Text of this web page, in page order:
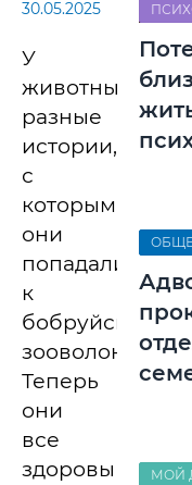
30.05.2025
У
животных
разные
истории,
с
которыми
они
попадали
к
бобруйским
Теперь
они
все
здоровы
МОЙ